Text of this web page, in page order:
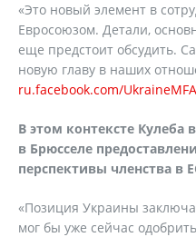
«Это новый элемент в
Евросоюзом. Детали,
еще предстоит обсудить.
новую главу в наших
ru.facebook.com/UkraineMFA
В этом контексте Кулеба
в Брюсселе
перспективы членства в
«Позиция Украины
мог бы уже сейчас